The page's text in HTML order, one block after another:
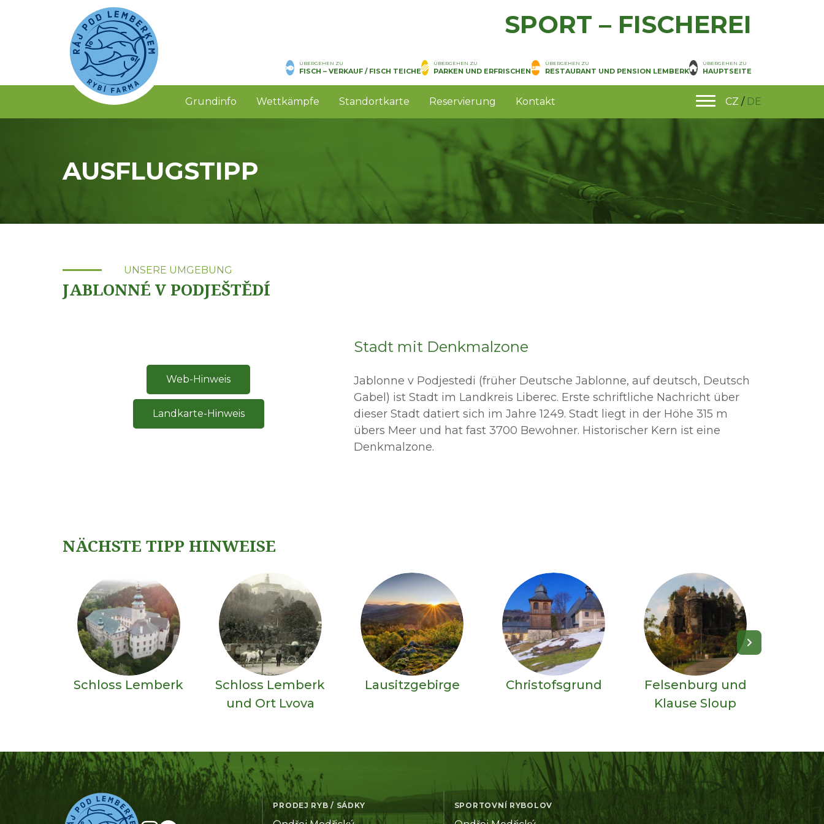
SPORT – FISCHEREI
ÜBERGEHEN ZU
FISCH – VERKAUF / FISCH TEICHE
ÜBERGEHEN ZU
PARKEN UND ERFRISCHEN
ÜBERGEHEN ZU
RESTAURANT UND PENSION LEMBERK
ÜBERGEHEN ZU
HAUPTSEITE
Grundinfo Wettkämpfe Standortkarte Reservierung Kontakt CZ / DE
AUSFLUGSTIPP
UNSERE UMGEBUNG
JABLONNÉ V PODJEŠTĚDÍ
Web-Hinweis
Landkarte-Hinweis
Stadt mit Denkmalzone
Jablonne v Podjestedi (früher Deutsche Jablonne, auf deutsch, Deutsch
Gabel) ist Stadt im Landkreis Liberec. Erste schriftliche Nachricht über
dieser Stadt datiert sich im Jahre 1249. Stadt liegt in der Höhe 315 m
übers Meer und hat fast 3700 Bewohner. Historischer Kern ist eine
Denkmalzone.
NÄCHSTE TIPP HINWEISE
Schloss Lemberk
Schloss Lemberk
und Ort Lvova
Lausitzgebirge Christofsgrund
Felsenburg und
Klause Sloup
PRODEJ RYB / SÁDKY SPORTOVNÍ RYBOLOV